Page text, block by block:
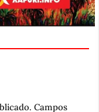
Campos